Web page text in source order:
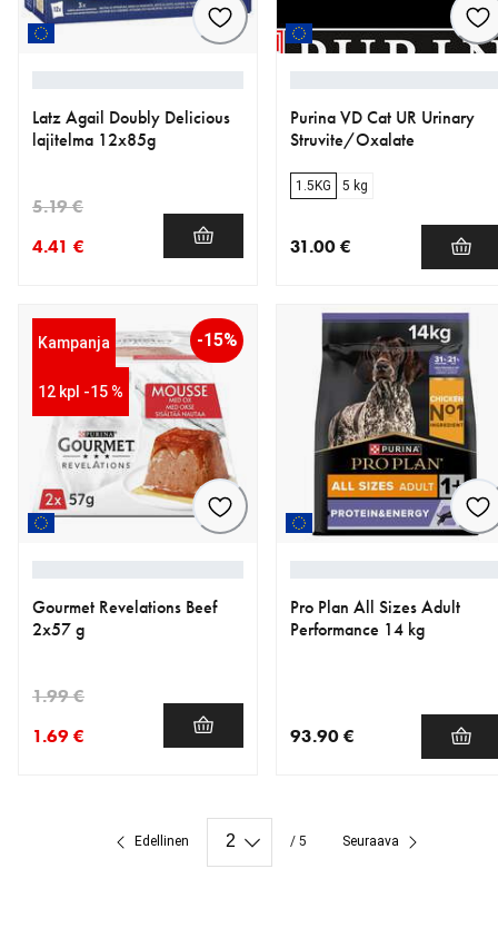
Latz Agail Doubly Delicious
lajitelma 12x85g
4.41 €
5.19 €
Purina VD Cat UR Urinary
Struvite/Oxalate
1.5KG 5 kg
31.00 €
Kampanja
12 kpl -15 %
-15%
Gourmet Revelations Beef
2x57 g
1.69 €
1.99 €
Pro Plan All Sizes Adult
Performance 14 kg
93.90 €
Edellinen / 5 Seuraava